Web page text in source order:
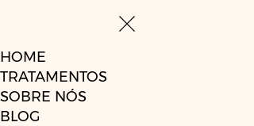
HOME
TRATAMENTOS
SOBRE NÓS
BLOG